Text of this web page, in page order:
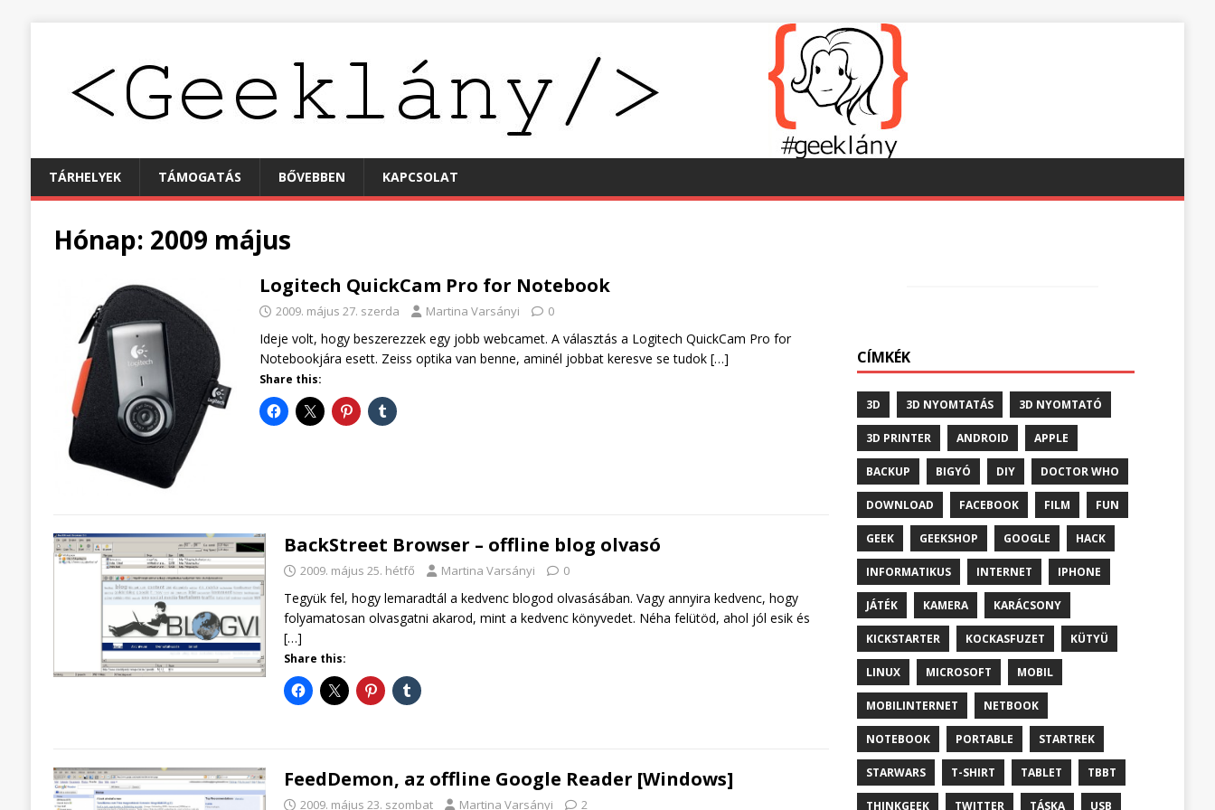
TÁRHELYEK TÁMOGATÁS BŐVEBBEN KAPCSOLAT
Hónap: 2009 május
Logitech QuickCam Pro for Notebook
2009. május 27. szerda Martina Varsányi 0
Ideje volt, hogy beszerezzek egy jobb webcamet. A választás a Logitech QuickCam Pro for
Notebookjára esett. Zeiss optika van benne, aminél jobbat keresve se tudok […]
Share this:
BackStreet Browser – offline blog olvasó
2009. május 25. hétfő Martina Varsányi 0
Tegyük fel, hogy lemaradtál a kedvenc blogod olvasásában. Vagy annyira kedvenc, hogy
folyamatosan olvasgatni akarod, mint a kedvenc könyvedet. Néha felütöd, ahol jól esik és
[…]
Share this:
FeedDemon, az offline Google Reader [Windows]
2009. május 23. szombat Martina Varsányi 2
CÍMKÉK
3D 3D NYOMTATÁS 3D NYOMTATÓ
3D PRINTER ANDROID APPLE
BACKUP BIGYÓ DIY DOCTOR WHO
DOWNLOAD FACEBOOK FILM FUN
GEEK GEEKSHOP GOOGLE HACK
INFORMATIKUS INTERNET IPHONE
JÁTÉK KAMERA KARÁCSONY
KICKSTARTER KOCKASFUZET KÜTYÜ
LINUX MICROSOFT MOBIL
MOBILINTERNET NETBOOK
NOTEBOOK PORTABLE STARTREK
STARWARS T-SHIRT TABLET TBBT
THINKGEEK TWITTER TÁSKA USB